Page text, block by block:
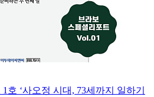
호 ‘사오정 시대, 73세까지 일하기